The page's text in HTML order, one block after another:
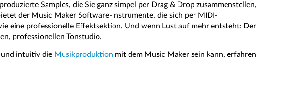
Samples, die Sie ganz simpel per Drag & Drop zusammenstellen,
der Music Maker Software-Instrumente, die sich per MIDI-
eine professionelle Effektsektion. Und wenn Lust auf mehr entsteht: Der
professionellen Tonstudio.
und intuitiv die Musikproduktion mit dem Music Maker sein kann, erfahren